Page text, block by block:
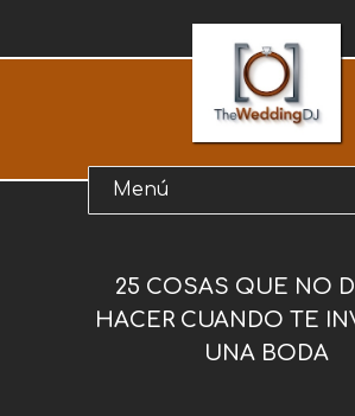
25 COSAS QUE NO
HACER CUANDO TE
UNA BODA